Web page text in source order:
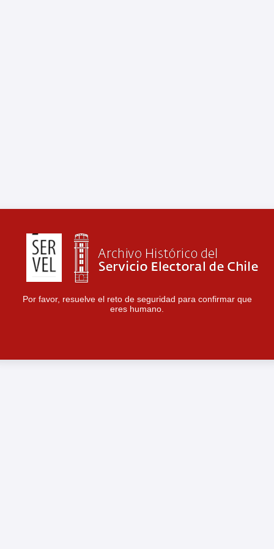
Por favor, resuelve el reto de seguridad para confirmar que
eres humano.